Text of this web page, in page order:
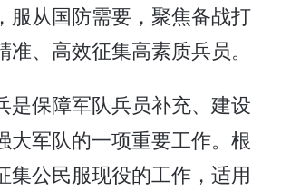
服从国防需要，聚焦备战打
、高效征集高素质兵员。
是保障军队兵员补充、建设
大军队的一项重要工作。根
集公民服现役的工作，适用